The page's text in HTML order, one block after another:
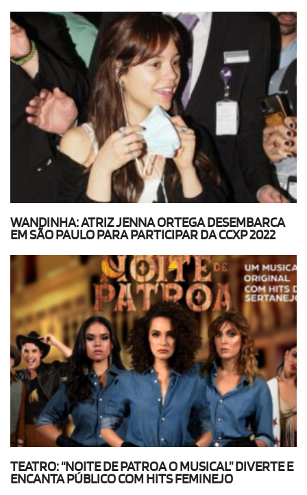
WANDINHA: ATRIZ JENNA ORTEGA DESEMBARCA
EM SÃO PAULO PARA PARTICIPAR DA CCXP 2022
TEATRO: “NOITE DE PATROA O MUSICAL” DIVERTE E
ENCANTA PÚBLICO COM HITS FEMINEJO